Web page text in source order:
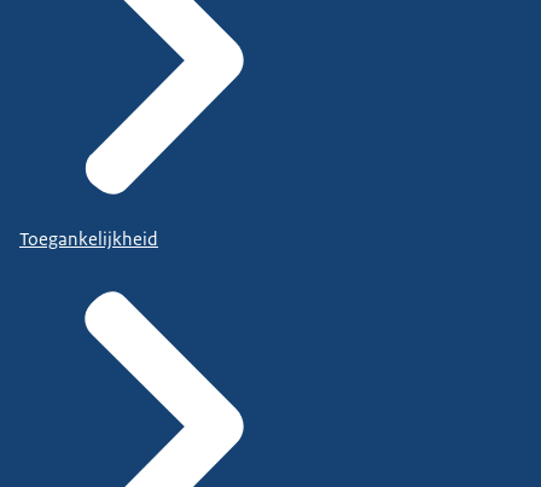
Toegankelijkheid